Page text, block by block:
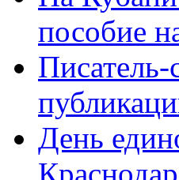
пособие
День